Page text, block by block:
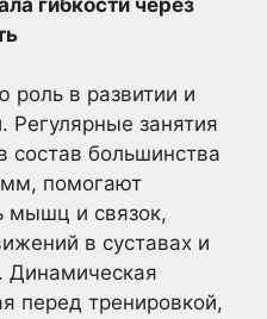
роль в развитии и
Регулярные занятия
состав большинства
помогают
мышц и связок,
в суставах и
Динамическая
перед тренировкой,